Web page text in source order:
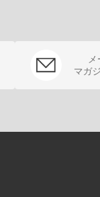
メ
マガ